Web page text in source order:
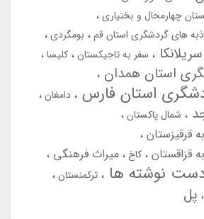
چهارمحال و بختیاری
های گردشگری استان قم
بومگردی
سریلانکا سفر به تاجیکستان کلیسا
استان همدان
استان فارس دامغان
شمال پاکستان
قرقیزستان
قزاقستان
کاخ میراث فرهنگی
نوشته ها ترکمنستان
پل